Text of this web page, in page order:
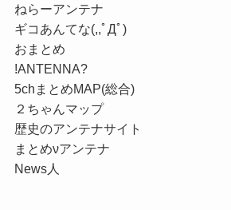
ねらーアンテナ
ギコあんてな(,,ﾟДﾟ)
おまとめ
!ANTENNA?
5chまとめMAP(総合)
２ちゃんマップ
歴史のアンテナサイト
まとめνアンテナ
News人